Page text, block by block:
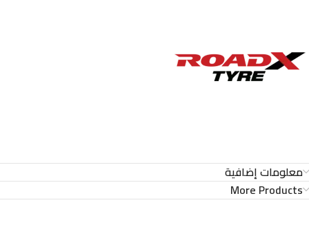
معلومات إضافية
More Products